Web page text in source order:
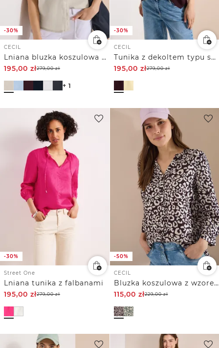
-30%
CECIL
Lniana bluzka koszulowa z obniżoną linią ramion
195,00 zł279,00zł
+ 1
-30%
CECIL
Tunika z dekoltem typu split neck z mieszanki lnu
195,00 zł279,00zł
-30%
Street One
Lniana tunika z falbanami
195,00 zł279,00zł
-50%
CECIL
Bluzka koszulowa z wzorem leo z mieszanki lnu
115,00 zł229,00zł